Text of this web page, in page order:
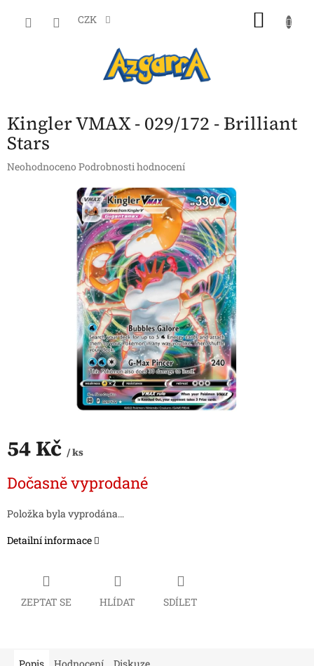
CZK
Kingler VMAX - 029/172 - Brilliant
Stars
Průměrné
Neohodnoceno Podrobnosti hodnocení
54 Kč / ks
cena:
Dočasně vyprodané
Položka byla vyprodána…
Detailní informace
ZEPTAT SE HLÍDAT SDÍLET